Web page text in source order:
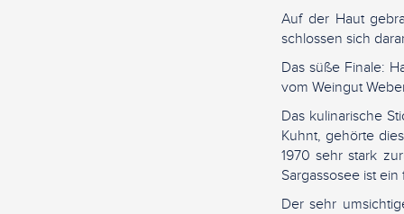
Auf der Haut
schlossen sich
Das süße Finale:
vom Weingut
Das kulinarische
Kuhnt, gehörte
1970 sehr stark
Sargassosee ist
Der sehr